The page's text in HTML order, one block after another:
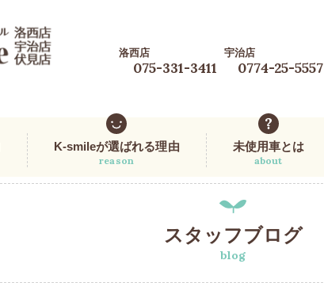
洛西店
075-331-3411
宇治店
0774-25-5557
K-smileが選ばれる理由
reason
未使用車とは
about
スタッフブログ
blog